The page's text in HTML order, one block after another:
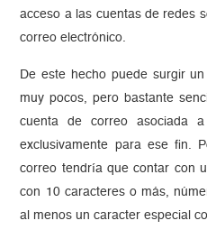
acceso a las cuentas de redes
correo electrónico.
De este hecho puede surgir
muy pocos, pero bastante
cuenta de correo asociada
exclusivamente para ese fin.
correo tendría que contar con
con 10 caracteres o más,
al menos un caracter especial